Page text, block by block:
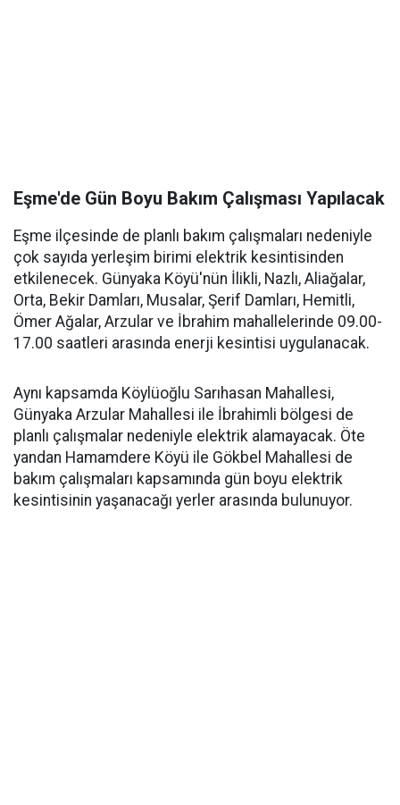
Eşme'de Gün Boyu Bakım Çalışması Yapılacak
Eşme ilçesinde de planlı bakım çalışmaları nedeniyle
çok sayıda yerleşim birimi elektrik kesintisinden
etkilenecek. Günyaka Köyü'nün İlikli, Nazlı, Aliağalar,
Orta, Bekir Damları, Musalar, Şerif Damları, Hemitli,
Ömer Ağalar, Arzular ve İbrahim mahallelerinde 09.00-
17.00 saatleri arasında enerji kesintisi uygulanacak.
Aynı kapsamda Köylüoğlu Sarıhasan Mahallesi,
Günyaka Arzular Mahallesi ile İbrahimli bölgesi de
planlı çalışmalar nedeniyle elektrik alamayacak. Öte
yandan Hamamdere Köyü ile Gökbel Mahallesi de
bakım çalışmaları kapsamında gün boyu elektrik
kesintisinin yaşanacağı yerler arasında bulunuyor.